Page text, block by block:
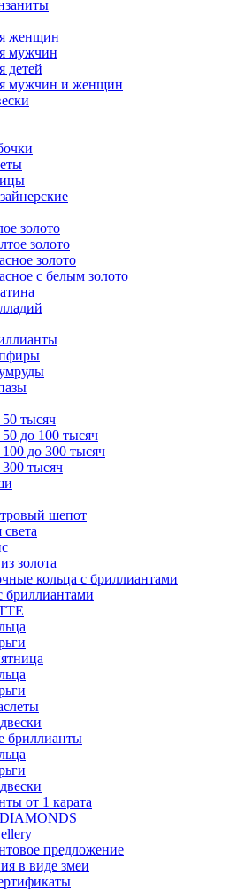
женщин
мужчин
детей
мужчин и женщин
золото
золото
золото
с белым золото
тысяч
до 100 тысяч
до 300 тысяч
тысяч
шепот
золота
кольца с бриллиантами
бриллиантами
бриллианты
от 1 карата
предложение
в виде змеи